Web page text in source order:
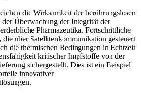
die Wirksamkeit der berührungslosen
der Überwachung der Integrität der
Pharmazeutika. Fortschrittliche
die über Satellitenkommunikation gesteuert
die thermischen Bedingungen in Echtzeit
kritischer Impfstoffe von der
sichergestellt. Dies ist ein Beispiel
innovativer